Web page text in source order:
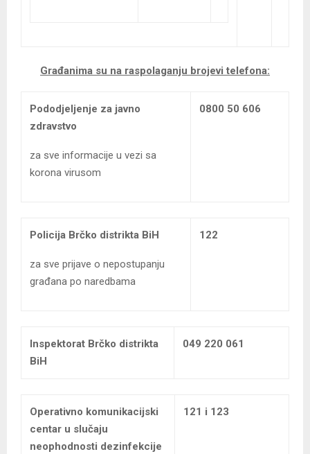
Građanima su na raspolaganju brojevi telefona:
Pododjeljenje za javno
zdravstvo
za sve informacije u vezi sa
korona virusom
0800 50 606
Policija Brčko distrikta BiH
za sve prijave o nepostupanju
građana po naredbama
122
Inspektorat Brčko distrikta
BiH
049 220 061
Operativno komunikacijski
centar u slučaju
neophodnosti dezinfekcije
121 i 123